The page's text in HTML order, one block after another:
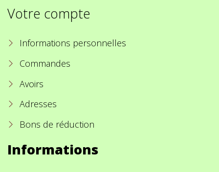
Votre compte
Informations personnelles
Commandes
Avoirs
Adresses
Bons de réduction
Informations